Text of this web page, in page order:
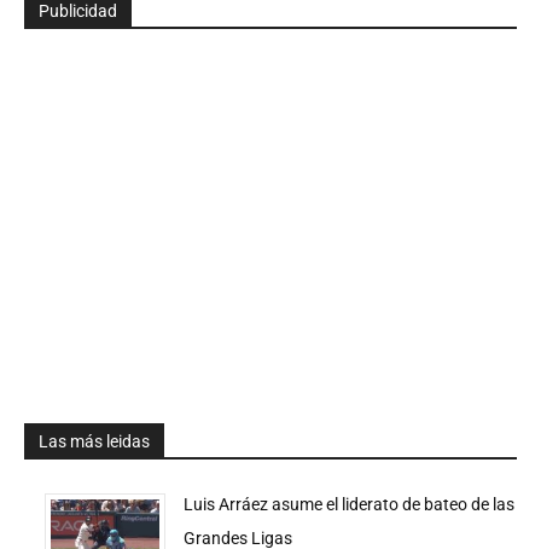
Publicidad
Las más leidas
Luis Arráez asume el liderato de bateo de las
Grandes Ligas